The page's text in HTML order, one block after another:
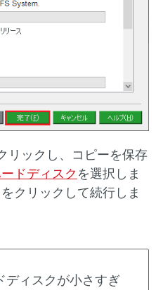
リックし、コピーを保存
ドディスク を選択しま
をクリックして続行しま
ディスクが小さすぎ